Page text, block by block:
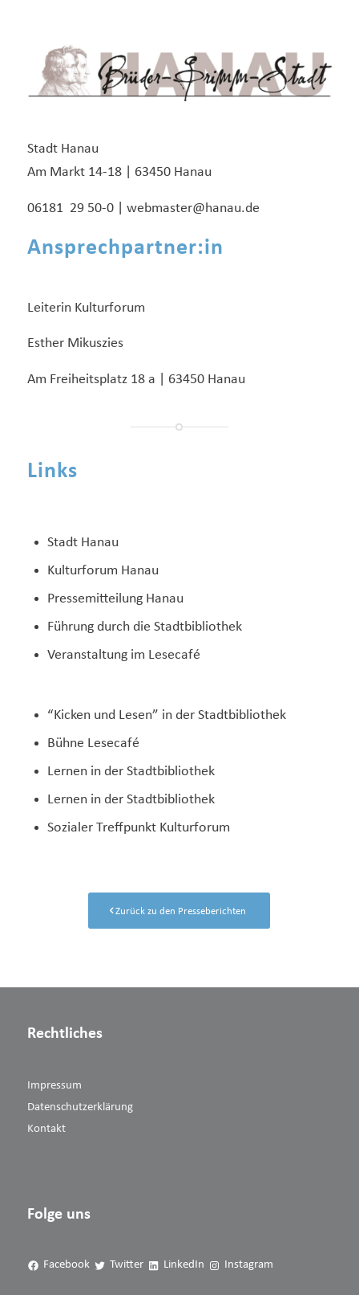
Stadt Hanau
Am Markt 14-18 | 63450 Hanau
06181 29 50-0 | webmaster@hanau.de
Ansprechpartner:in
Leiterin Kulturforum
Esther Mikuszies
Am Freiheitsplatz 18 a | 63450 Hanau
Links
Stadt Hanau
Kulturforum Hanau
Pressemitteilung Hanau
Führung durch die Stadtbibliothek
Veranstaltung im Lesecafé
“Kicken und Lesen” in der Stadtbibliothek
Bühne Lesecafé
Lernen in der Stadtbibliothek
Lernen in der Stadtbibliothek
Sozialer Treffpunkt Kulturforum
Zurück zu den Presseberichten
Rechtliches
Impressum
Datenschutzerklärung
Kontakt
Folge uns
Facebook Twitter LinkedIn Instagram